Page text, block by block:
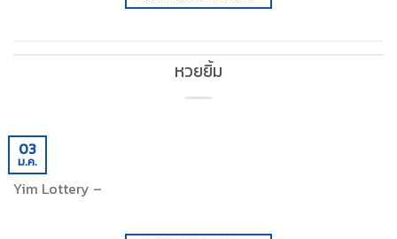
หวยยิ้ม
03
ม.ค.
Yim Lottery –